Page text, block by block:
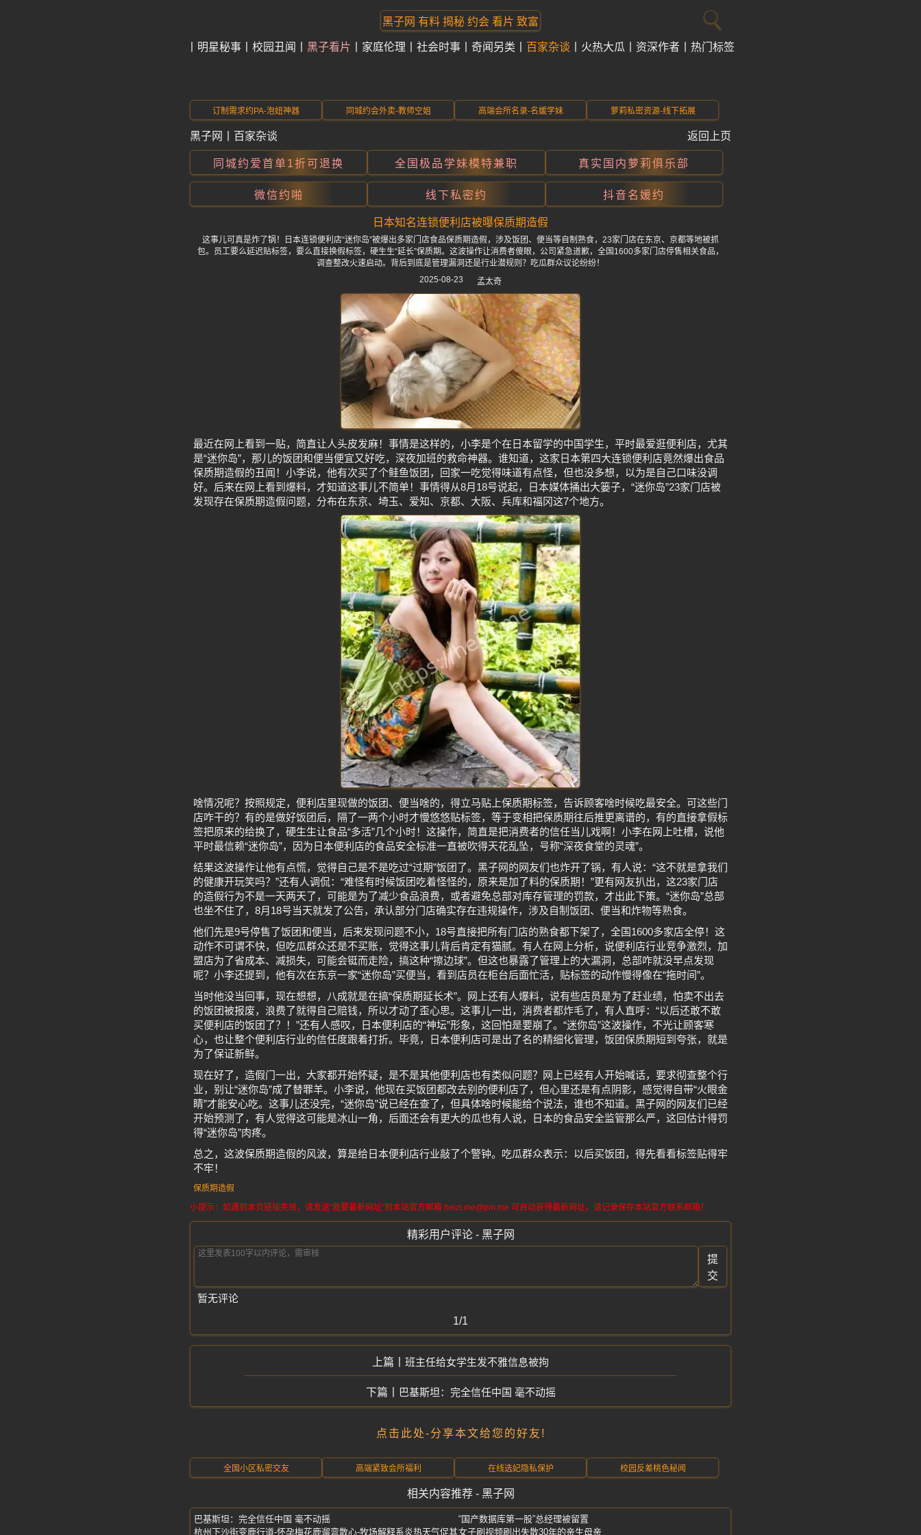
黑子网 有料 揭秘 约会 看片 致富
明星秘事 校园丑闻 黑子看片 家庭伦理 社会时事 奇闻另类 百家杂谈 火热大瓜 资深作者 热门标签
订制需求约PA-泡妞神器 同城约会外卖-教师空姐 高端会所名录-名媛学妹 萝莉私密资源-线下拓展
黑子网 百家杂谈 返回上页
同城约爱首单1折可退换 全国极品学妹模特兼职 真实国内萝莉俱乐部
微信约啪 线下私密约 抖音名媛约
日本知名连锁便利店被曝保质期造假
这事儿可真是炸了锅！日本连锁便利店“迷你岛”被爆出多家门店食品保质期造假，涉及饭团、便当等自制熟食，23家门店在东京、京都等地被抓
包。员工要么延迟贴标签，要么直接换假标签，硬生生“延长”保质期。这波操作让消费者傻眼，公司紧急道歉，全国1600多家门店停售相关食品，
调查整改火速启动。背后到底是管理漏洞还是行业潜规则？吃瓜群众议论纷纷！
2025-08-23
孟太奇
最近在网上看到一贴，简直让人头皮发麻！事情是这样的，小李是个在日本留学的中国学生，平时最爱逛便利店，尤其
是“迷你岛”，那儿的饭团和便当便宜又好吃，深夜加班的救命神器。谁知道，这家日本第四大连锁便利店竟然爆出食品
保质期造假的丑闻！小李说，他有次买了个鲑鱼饭团，回家一吃觉得味道有点怪，但也没多想，以为是自己口味没调
好。后来在网上看到爆料，才知道这事儿不简单！事情得从8月18号说起，日本媒体捅出大篓子，“迷你岛”23家门店被
发现存在保质期造假问题，分布在东京、埼玉、爱知、京都、大阪、兵库和福冈这7个地方。
啥情况呢？按照规定，便利店里现做的饭团、便当啥的，得立马贴上保质期标签，告诉顾客啥时候吃最安全。可这些门
店咋干的？有的是做好饭团后，隔了一两个小时才慢悠悠贴标签，等于变相把保质期往后推更离谱的，有的直接拿假标
签把原来的给换了，硬生生让食品“多活”几个小时！这操作，简直是把消费者的信任当儿戏啊！小李在网上吐槽，说他
平时最信赖“迷你岛”，因为日本便利店的食品安全标准一直被吹得天花乱坠，号称“深夜食堂的灵魂”。
结果这波操作让他有点慌，觉得自己是不是吃过“过期”饭团了。黑子网的网友们也炸开了锅，有人说：“这不就是拿我们
的健康开玩笑吗？”还有人调侃：“难怪有时候饭团吃着怪怪的，原来是加了料的保质期！”更有网友扒出，这23家门店
的造假行为不是一天两天了，可能是为了减少食品浪费，或者避免总部对库存管理的罚款，才出此下策。“迷你岛”总部
也坐不住了，8月18号当天就发了公告，承认部分门店确实存在违规操作，涉及自制饭团、便当和炸物等熟食。
他们先是9号停售了饭团和便当，后来发现问题不小，18号直接把所有门店的熟食都下架了，全国1600多家店全停！这
动作不可谓不快，但吃瓜群众还是不买账，觉得这事儿背后肯定有猫腻。有人在网上分析，说便利店行业竞争激烈，加
盟店为了省成本、减损失，可能会铤而走险，搞这种“擦边球”。但这也暴露了管理上的大漏洞，总部咋就没早点发现
呢？小李还提到，他有次在东京一家“迷你岛”买便当，看到店员在柜台后面忙活，贴标签的动作慢得像在“拖时间”。
当时他没当回事，现在想想，八成就是在搞“保质期延长术”。网上还有人爆料，说有些店员是为了赶业绩，怕卖不出去
的饭团被报废，浪费了就得自己赔钱，所以才动了歪心思。这事儿一出，消费者都炸毛了，有人直呼：“以后还敢不敢
买便利店的饭团了？！”还有人感叹，日本便利店的“神坛”形象，这回怕是要崩了。“迷你岛”这波操作，不光让顾客寒
心，也让整个便利店行业的信任度跟着打折。毕竟，日本便利店可是出了名的精细化管理，饭团保质期短到夸张，就是
为了保证新鲜。
现在好了，造假门一出，大家都开始怀疑，是不是其他便利店也有类似问题？网上已经有人开始喊话，要求彻查整个行
业，别让“迷你岛”成了替罪羊。小李说，他现在买饭团都改去别的便利店了，但心里还是有点阴影，感觉得自带“火眼金
睛”才能安心吃。这事儿还没完，“迷你岛”说已经在查了，但具体啥时候能给个说法，谁也不知道。黑子网的网友们已经
开始预测了，有人觉得这可能是冰山一角，后面还会有更大的瓜也有人说，日本的食品安全监管那么严，这回估计得罚
得“迷你岛”肉疼。
总之，这波保质期造假的风波，算是给日本便利店行业敲了个警钟。吃瓜群众表示：以后买饭团，得先看看标签贴得牢
不牢！
保质期造假
小提示：如遇到本页链接失效，请发送“我要最新网址”到本站官方邮箱 heizi.me@pm.me 可自动获得最新网址。请记录保存本站官方联系邮箱！
精彩用户评论 - 黑子网
提
交
暂无评论
1/1
班主任给女学生发不雅信息被拘
巴基斯坦：完全信任中国 毫不动摇
点击此处-分享本文给您的好友!
全国小区私密交友 高端紧致会所福利 在线选妃隐私保护 校园反差桃色秘闻
相关内容推荐 - 黑子网
巴基斯坦：完全信任中国 毫不动摇
“国产数据库第一股”总经理被留置
杭州下沙街变鹿行道-怀孕梅花鹿遛弯散心-牧场解释系炎热天气促其散心女子刷视频刷出失散30年的亲生母亲